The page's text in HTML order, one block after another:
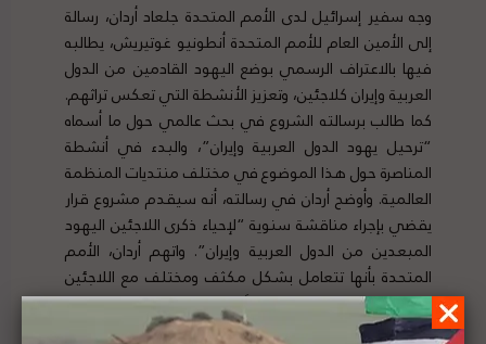
وجه سفير إسرائيل لدى الأمم المتحدة جلعاد أردان، رسالة
إلى الأمين العام للأمم المتحدة أنطونيو غوتيريش، يطالبه
فيها بالاعتراف الرسمي بوضع اليهود القادمين من الدول
العربية وإيران كلاجئين، وتعزيز الأنشطة التي تعكس تراثهم.
كما طالب برسالته الشروع في بحث عالمي حول ما أسماه
“ترحيل يهود الدول العربية وإيران”، والبدء في أنشطة
المناصرة حول هذا الموضوع في مختلف منتديات المنظمة
العالمية. وأوضح أردان في رسالته، أنه سيقدم مشروع قرار
يقضي بإجراء مناقشة سنوية “لإحياء ذكرى اللاجئين اليهود
المبعدين من الدول العربية وإيران”. واتهم أردان، الأمم
المتحدة بأنها تتعامل بشكل مكثف ومختلف مع اللاجئين
الفلسطينيين، وتتجاهل تمامًا اللاجئين اليهود من الدول
العربية وإيران. لتفاصيل الخبر ومصدره الأصلي،هنا